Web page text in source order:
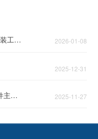
聚焦行业痛点 天喻软件推出 PCBA 电装工艺 AI 解决方案 2026-01-08
2025-12-31
泊松软件携手华为云举办智能工业软件主题论坛，头部企业共话智能工业破局之道 2025-11-27